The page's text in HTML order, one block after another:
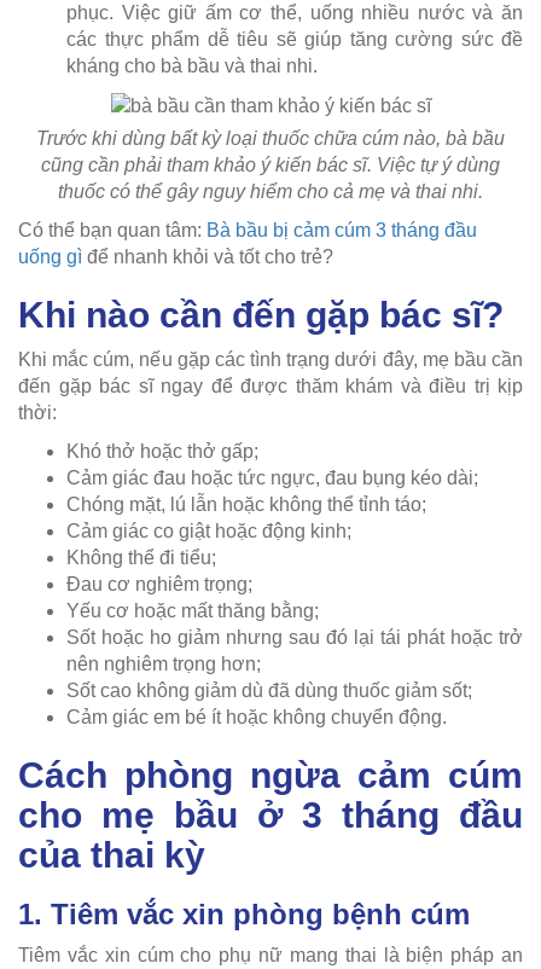
phục. Việc giữ ấm cơ thể, uống nhiều nước và ăn
các thực phẩm dễ tiêu sẽ giúp tăng cường sức đề
kháng cho bà bầu và thai nhi.
Trước khi dùng bất kỳ loại thuốc chữa cúm nào, bà bầu
cũng cần phải tham khảo ý kiến bác sĩ. Việc tự ý dùng
thuốc có thể gây nguy hiểm cho cả mẹ và thai nhi.
Có thể bạn quan tâm: Bà bầu bị cảm cúm 3 tháng đầu
uống gì để nhanh khỏi và tốt cho trẻ?
Khi nào cần đến gặp bác sĩ?
Khi mắc cúm, nếu gặp các tình trạng dưới đây, mẹ bầu cần
đến gặp bác sĩ ngay để được thăm khám và điều trị kịp
thời:
Khó thở hoặc thở gấp;
Cảm giác đau hoặc tức ngực, đau bụng kéo dài;
Chóng mặt, lú lẫn hoặc không thể tỉnh táo;
Cảm giác co giật hoặc động kinh;
Không thể đi tiểu;
Đau cơ nghiêm trọng;
Yếu cơ hoặc mất thăng bằng;
Sốt hoặc ho giảm nhưng sau đó lại tái phát hoặc trở
nên nghiêm trọng hơn;
Sốt cao không giảm dù đã dùng thuốc giảm sốt;
Cảm giác em bé ít hoặc không chuyển động.
Cách phòng ngừa cảm cúm
cho mẹ bầu ở 3 tháng đầu
của thai kỳ
1. Tiêm vắc xin phòng bệnh cúm
Tiêm vắc xin cúm cho phụ nữ mang thai là biện pháp an